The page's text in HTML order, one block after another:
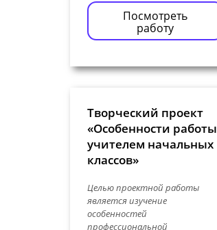
Посмотреть
работу
Творческий проект
«Особенности работы
учителем начальных
классов»
Целью проектной работы
является изучение
особенностей
профессиональной